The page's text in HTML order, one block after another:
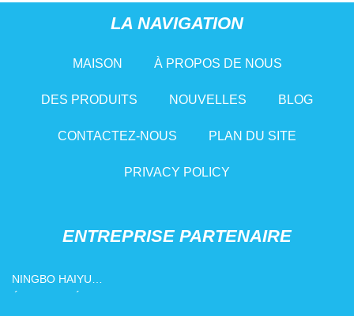
LA NAVIGATION
MAISON À PROPOS DE NOUS
DES PRODUITS NOUVELLES BLOG
CONTACTEZ-NOUS PLAN DU SITE
PRIVACY POLICY
ENTREPRISE PARTENAIRE
NINGBO HAIYU